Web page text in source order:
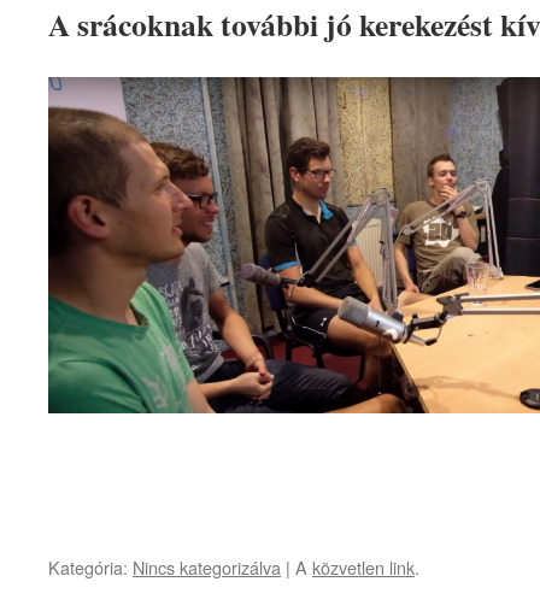
A srácoknak további jó kerekezést
Kategória: Nincs kategorizálva | A közvetlen link.